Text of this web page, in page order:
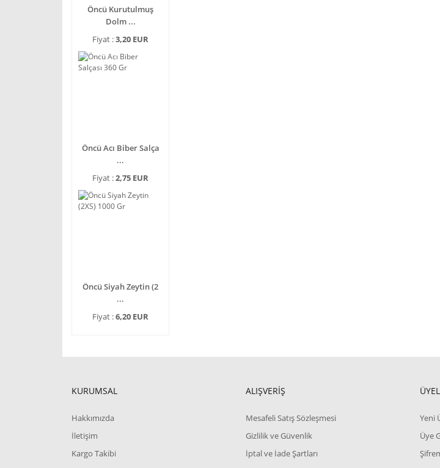
Öncü Kurutulmuş
Dolm ...
Fiyat :3,20 EUR
Öncü Acı Biber Salça
...
Fiyat :2,75 EUR
Öncü Siyah Zeytin (2
...
Fiyat :6,20 EUR
KURUMSAL
Hakkımızda
İletişim
Kargo Takibi
ALIŞVERİŞ
Mesafeli Satış Sözleşmesi
Gizlilik ve Güvenlik
İptal ve İade Şartları
Yeni
Üye